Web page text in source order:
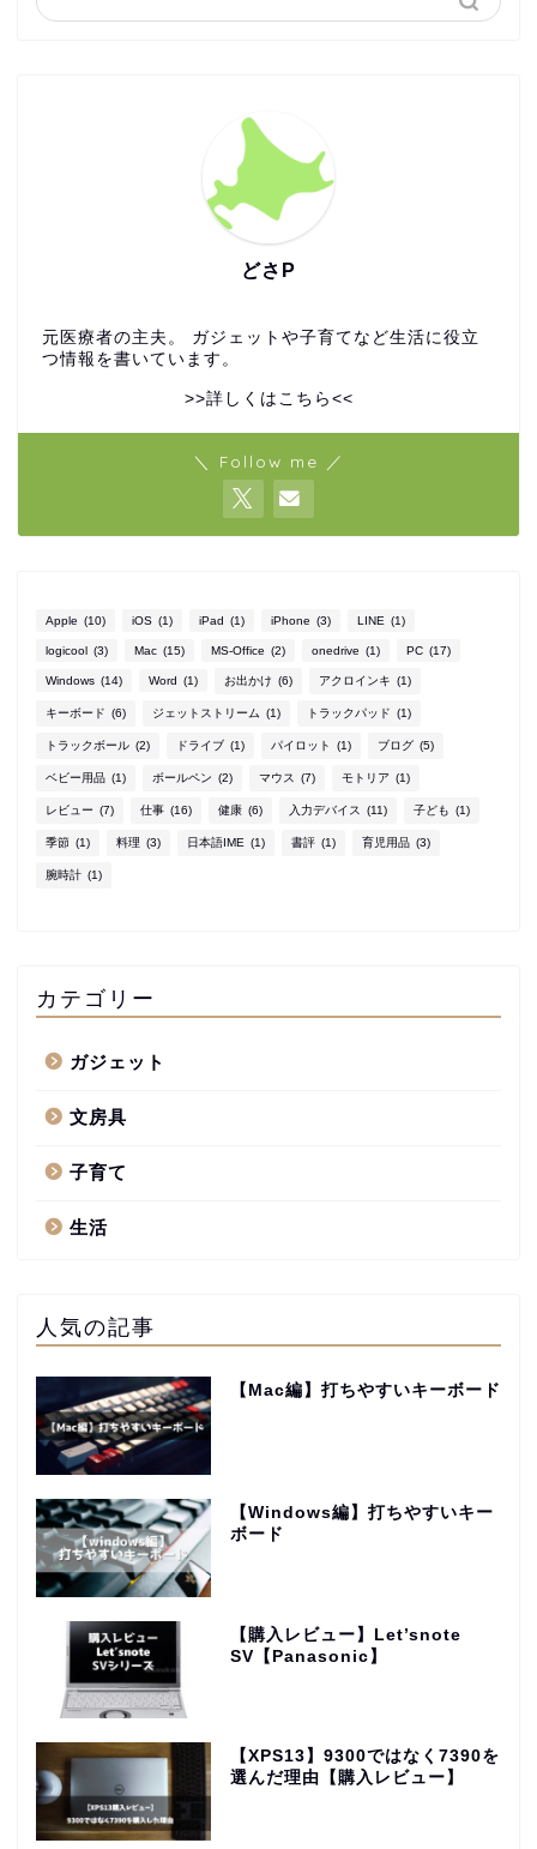
どさP
元医療者の主夫。 ガジェットや子育てなど生活に役立
つ情報を書いています。
>>詳しくはこちら<<
＼ Follow me ／
Apple (10) iOS (1) iPad (1) iPhone (3) LINE (1)
logicool (3) Mac (15) MS-Office (2) onedrive (1) PC (17)
Windows (14) Word (1) お出かけ (6) アクロインキ (1)
キーボード (6) ジェットストリーム (1) トラックパッド (1)
トラックボール (2) ドライブ (1) パイロット (1) ブログ (5)
ベビー用品 (1) ボールペン (2) マウス (7) モトリア (1)
レビュー (7) 仕事 (16) 健康 (6) 入力デバイス (11) 子ども (1)
季節 (1) 料理 (3) 日本語IME (1) 書評 (1) 育児用品 (3)
腕時計 (1)
カテゴリー
ガジェット
文房具
子育て
生活
人気の記事
【Mac編】打ちやすいキーボード
【Windows編】打ちやすいキー
ボード
【購入レビュー】Let’snote
SV【Panasonic】
【XPS13】9300ではなく7390を
選んだ理由【購入レビュー】